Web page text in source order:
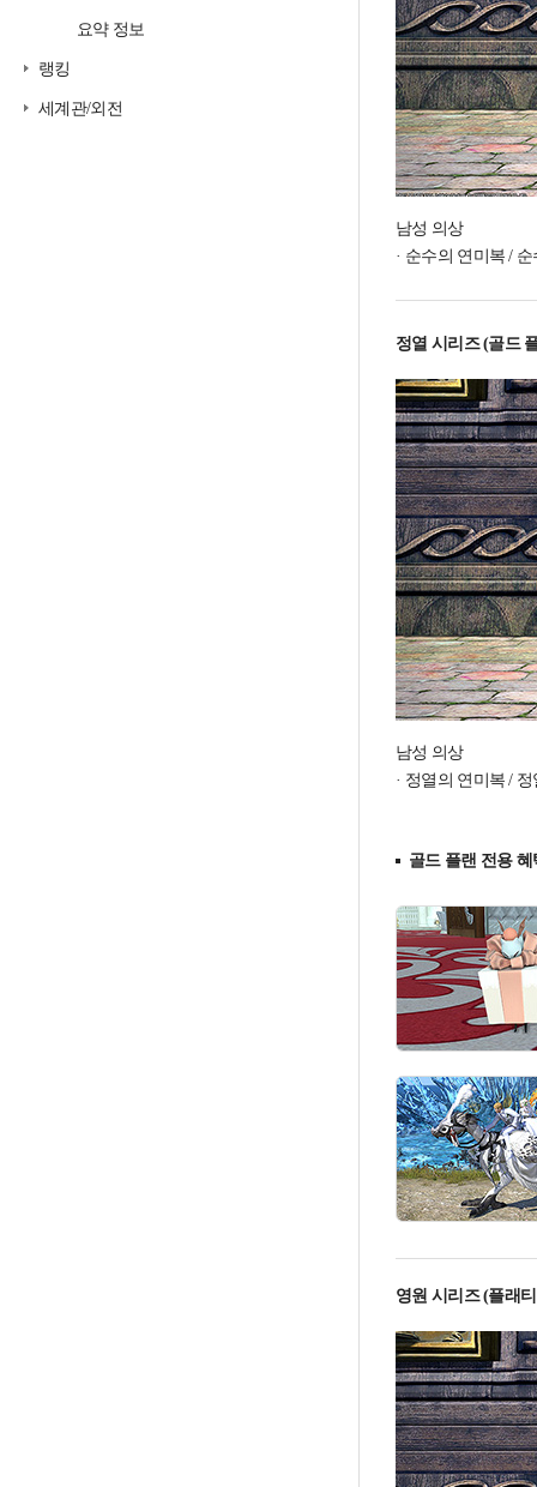
요약 정보
랭킹
세계관/외전
남성 의상
순수의 연미복 /
정열 시리즈 (골드
남성 의상
정열의 연미복 /
골드 플랜 전용 혜
영원 시리즈 (플래